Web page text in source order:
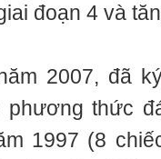
đoạn 4 và
2007, đã
phương thức
1997 (8